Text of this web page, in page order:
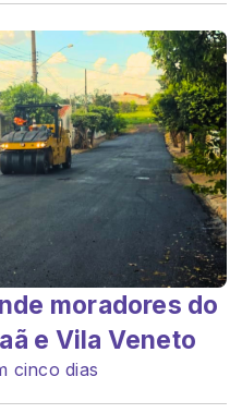
moradores do
e Vila Veneto
cinco dias